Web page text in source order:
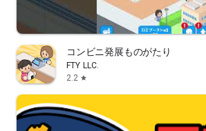
コンビニ発展ものがたり
FTY LLC.
2.2 star